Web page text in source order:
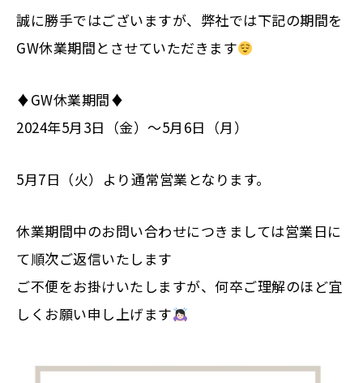
誠に勝手ではございますが、弊社では下記の期間を
GW休業期間とさせていただきます
♦︎GW休業期間♦︎
2024年5月3日（金）〜5月6日（月）
5月7日（火）より通常営業となります。
休業期間中のお問い合わせにつきましては営業日に
て順次ご返信いたします
ご不便をお掛けいたしますが、何卒ご理解のほど宜
しくお願い申し上げます